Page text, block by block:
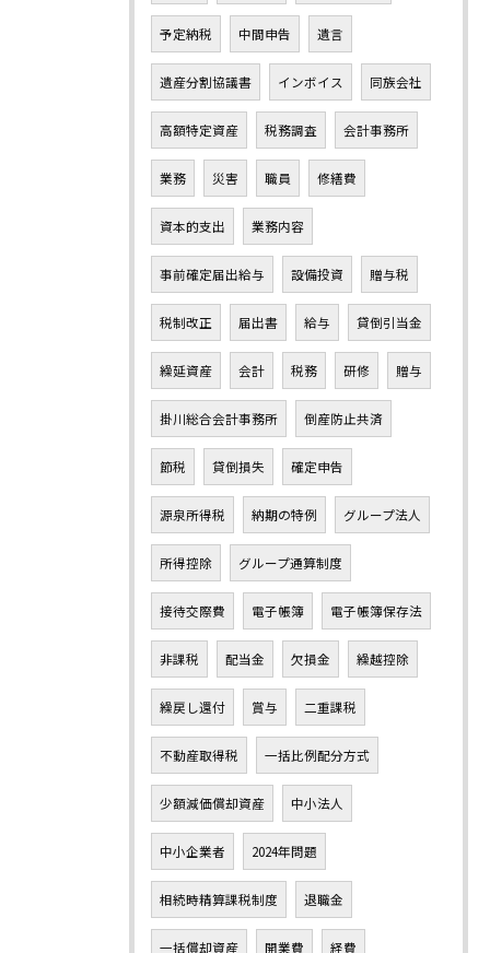
予定納税 中間申告 遺言
遺産分割協議書 インボイス 同族会社
高額特定資産 税務調査 会計事務所
業務 災害 職員 修繕費
資本的支出 業務内容
事前確定届出給与 設備投資 贈与税
税制改正 届出書 給与 貸倒引当金
繰延資産 会計 税務 研修 贈与
掛川総合会計事務所 倒産防止共済
節税 貸倒損失 確定申告
源泉所得税 納期の特例 グループ法人
所得控除 グループ通算制度
接待交際費 電子帳簿 電子帳簿保存法
非課税 配当金 欠損金 繰越控除
繰戻し還付 賞与 二重課税
不動産取得税 一括比例配分方式
少額減価償却資産 中小法人
中小企業者 2024年問題
相続時精算課税制度 退職金
一括償却資産 開業費 経費